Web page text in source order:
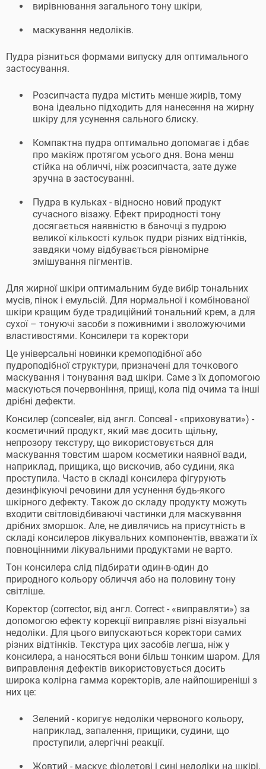
вирівнювання загального тону шкіри,
маскування недоліків.
Пудра різниться формами випуску для оптимального
застосування.
Розсипчаста пудра містить менше жирів, тому
вона ідеально підходить для нанесення на жирну
шкіру для усунення сального блиску.
Компактна пудра оптимально допомагає і дбає
про макіяж протягом усього дня. Вона менш
стійка на обличчі, ніж розсипчаста, зате дуже
зручна в застосуванні.
Пудра в кульках - відносно новий продукт
сучасного візажу. Ефект природності тону
досягається наявністю в баночці з пудрою
великої кількості кульок пудри різних відтінків,
завдяки чому відбувається рівномірне
змішування пігментів.
Для жирної шкіри оптимальним буде вибір тональних
мусів, пінок і емульсій. Для нормальної і комбінованої
шкіри кращим буде традиційний тональний крем, а для
сухої – тонуючі засоби з поживними і зволожуючими
властивостями. Консилери та коректори
Це універсальні новинки кремоподібної або
пудроподібної структури, призначені для точкового
маскування і тонування вад шкіри. Саме з їх допомогою
маскуються почервоніння, прищі, кола під очима та інші
дрібні дефекти.
Консилер (concealer, від англ. Conceal - «приховувати») -
косметичний продукт, який має досить щільну,
непрозору текстуру, що використовується для
маскування товстим шаром косметики наявної вади,
наприклад, прищика, що вискочив, або судини, яка
проступила. Часто в складі консилера фігурують
дезинфікуючі речовини для усунення будь-якого
шкірного дефекту. Також до складу продукту можуть
входити світловідбиваючі частинки для маскування
дрібних зморшок. Але, не дивлячись на присутність в
складі консилеров лікувальних компонентів, вважати їх
повноцінними лікувальними продуктами не варто.
Тон консилера слід підбирати один-в-один до
природного кольору обличчя або на половину тону
світліше.
Коректор (corrector, від англ. Correct - «виправляти») за
допомогою ефекту корекції виправляє різні візуальні
недоліки. Для цього випускаються коректори самих
різних відтінків. Текстура цих засобів легша, ніж у
консилера, а наносяться вони більш тонким шаром. Для
виправлення дефектів використовується досить
широка колірна гамма коректорів, але найпоширеніші з
них це:
Зелений - коригує недоліки червоного кольору,
наприклад, запалення, прищики, судини, що
проступили, алергічні реакції.
Жовтий - маскує фіолетові і сині недоліки на шкірі,